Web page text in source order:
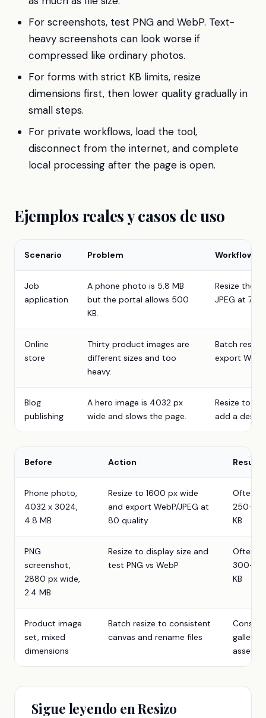
For screenshots, test PNG and WebP. Text-
heavy screenshots can look worse if
compressed like ordinary photos.
For forms with strict KB limits, resize
dimensions first, then lower quality gradually in
small steps.
For private workflows, load the tool,
disconnect from the internet, and complete
local processing after the page is open.
Ejemplos reales y casos de uso
Scenario Problem Workflow
Job
application
A phone photo is 5.8 MB
but the portal allows 500
KB.
Resize the
JPEG at 78
Online
store
Thirty product images are
different sizes and too
heavy.
Batch
export
Blog
publishing
A hero image is 4032 px
wide and slows the page.
Resize to
add a
Before Action Result
Phone photo,
4032 x 3024,
4.8 MB
Resize to 1600 px wide
and export WebP/JPEG at
80 quality
Often
250-
KB
PNG
screenshot,
2880 px wide,
2.4 MB
Resize to display size and
test PNG vs WebP
Often
300-
KB
Product image
set, mixed
dimensions
Batch resize to consistent
canvas and rename files
gallery
assets
Sigue leyendo en Resizo